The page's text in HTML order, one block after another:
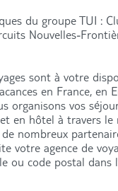
du groupe TUI :
Nouvelles-
sont à votre
en France, en
organisons vos
en hôtel à travers
nombreux
votre agence de
ou code postal dans